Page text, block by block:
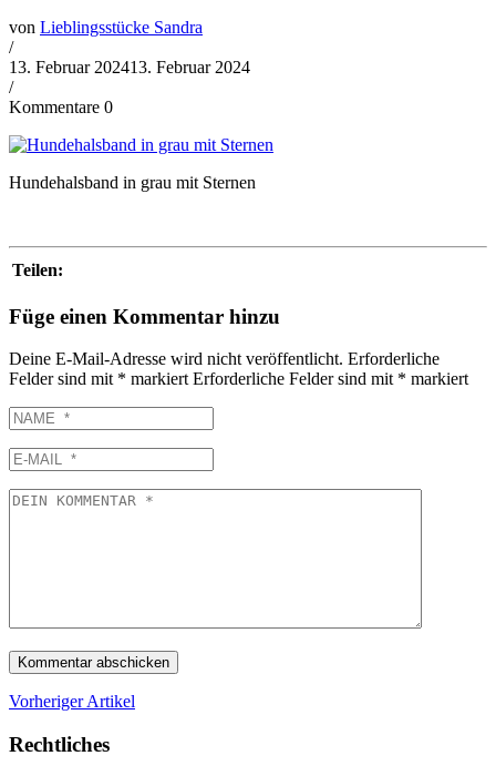
von Lieblingsstücke Sandra
/
13. Februar 202413. Februar 2024
/
Kommentare 0
Hundehalsband in grau mit Sternen
Teilen:
Füge einen Kommentar hinzu
Deine E-Mail-Adresse wird nicht veröffentlicht. Erforderliche
Felder sind mit * markiert Erforderliche Felder sind mit * markiert
Vorheriger Artikel
Rechtliches